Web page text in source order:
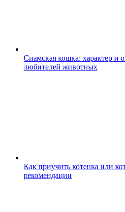
Сиамская кошка: характер и
любителей животных
Как приучить котенка или
рекомендации